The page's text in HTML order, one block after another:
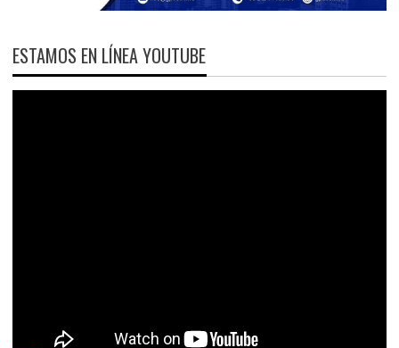
ESTAMOS EN LÍNEA YOUTUBE